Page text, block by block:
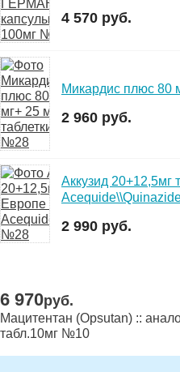
4 570 руб.
Микардис плюс 80
2 960 руб.
Аккузид 20+12,5мг
2 990 руб.
6 970руб.
Мацитентан (Opsutan) ::
табл.10мг №10